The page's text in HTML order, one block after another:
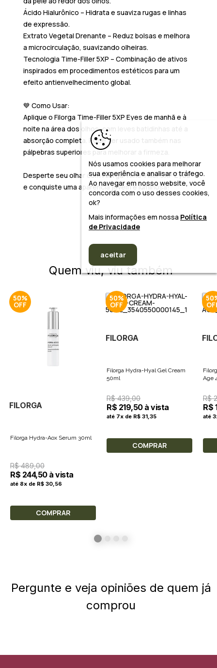
Ácido Hialurônico – Hidrata e suaviza rugas e linhas
de expressão.
Extrato Vegetal Drenante – Reduz bolsas e melhora
a microcirculação, suavizando olheiras.
Tecnologia Time-Filler 5XP – Combinação de ativos
inspirados em procedimentos estéticos para um
efeito antienvelhecimento global.
💙 Como Usar:
Aplique o Filorga Time-Filler 5XP Eyes de manhã e à
noite na área dos olhos, com leves batidinhas até a
absorção completa. Pode ser usado também nas
pálpebras superiores para melhorar a firmeza.
Desperte seu olhar comFilorga Time-Filler 5XP Eyes
e conquiste uma aparência jovem e luminosa!
Quem viu, viu também
50%
FILORGA
Filorga Hydra-Aox Serum 30ml
R$ 489,00
R$ 244,50 à vista
até 8x de R$ 30,56
COMPRAR
50%
FILORGA
Filorga Hydra-Hyal Gel Cream
50ml
R$ 439,00
R$ 219,50 à vista
até 7x de R$ 31,35
COMPRAR
Age
R$
R$
até
Pergunte e veja opiniões de quem já
comprou
Nós usamos cookies para melhorar
sua experiência e analisar o tráfego.
Ao navegar em nosso website, você
concorda com o uso desses cookies,
ok?
Mais informações em nossa Política
de Privacidade
aceitar